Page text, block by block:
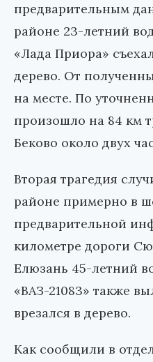
предварительным
районе 23-летний
«Лада Приора»
дерево. От
на месте. По
произошло на 84 км
Беково около двух
Вторая трагедия
районе примерно в
предварительной
километре дороги
Елюзань 45-летний
«ВАЗ-21083» также
врезался в дерево.
Как сообщили в